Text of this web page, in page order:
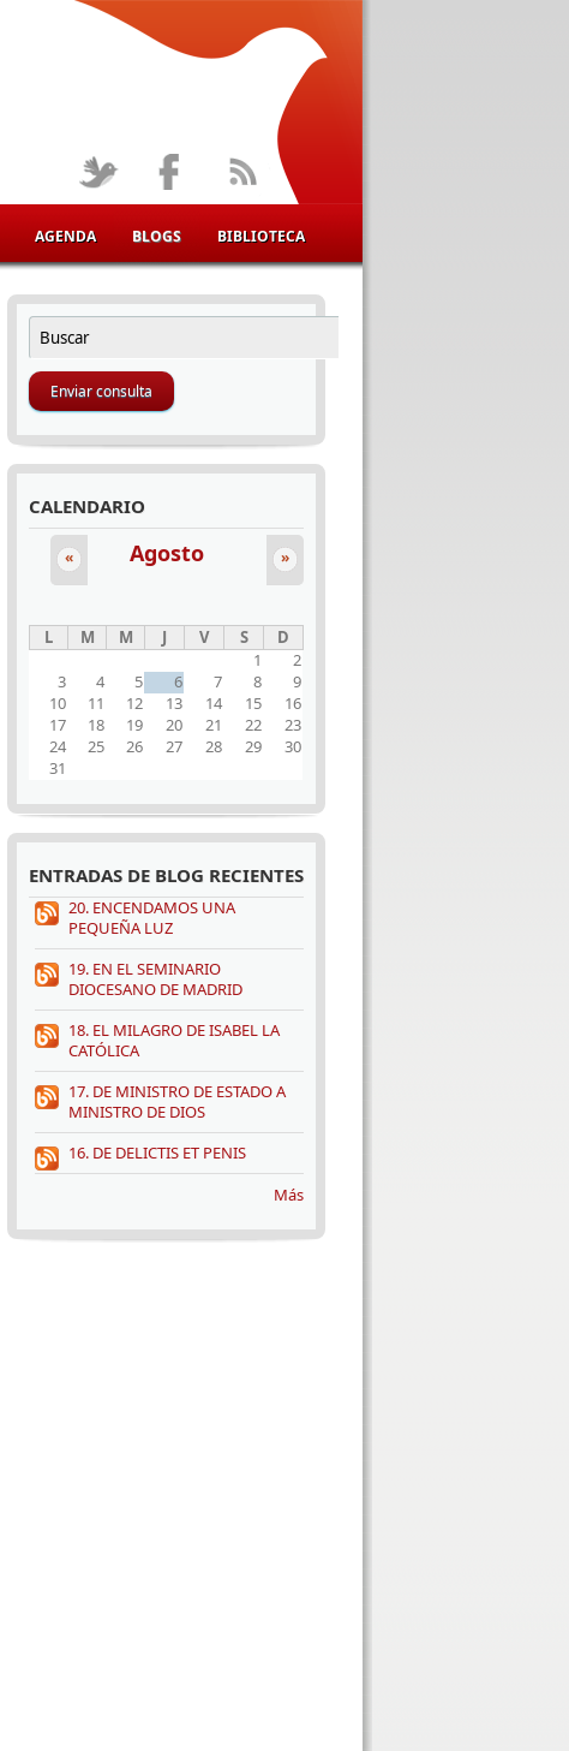
AGENDA BLOGS BIBLIOTECA
FORMULARIO DE BÚSQUEDA
Buscar
CALENDARIO
Agosto
« »
L M M J V S
D
1
2
3
4 5 6 7 8
9
10
11 12 13 14 15
16
17
18 19 20 21 22
23
24
25 26 27 28 29
30
31
ENTRADAS DE BLOG RECIENTES
20. ENCENDAMOS UNA
PEQUEÑA LUZ
19. EN EL SEMINARIO
DIOCESANO DE MADRID
18. EL MILAGRO DE ISABEL LA
CATÓLICA
17. DE MINISTRO DE ESTADO A
MINISTRO DE DIOS
16. DE DELICTIS ET PENIS
Más